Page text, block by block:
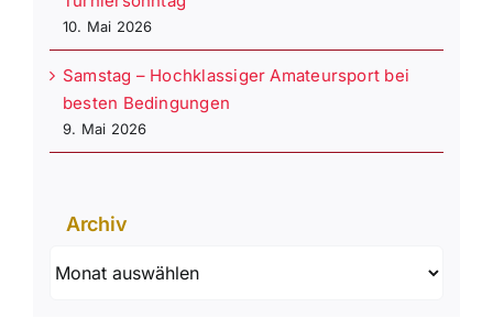
10. Mai 2026
Samstag – Hochklassiger Amateursport bei
besten Bedingungen
9. Mai 2026
Archiv